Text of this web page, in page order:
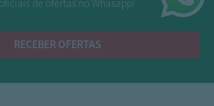
de ofertas no Whasapp!
RECEBER OFERTAS